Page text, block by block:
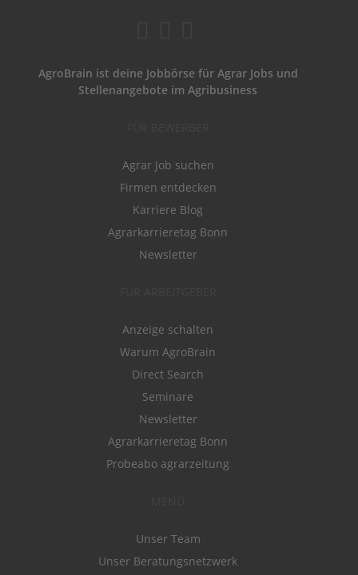
AgroBrain ist deine Jobbörse für Agrar Jobs und
Stellenangebote im Agribusiness
Agrar Job suchen
Firmen entdecken
Karriere Blog
Agrarkarrieretag Bonn
Newsletter
Anzeige schalten
Warum AgroBrain
Direct Search
Seminare
Newsletter
Agrarkarrieretag Bonn
Probeabo agrarzeitung
Unser Team
Unser Beratungsnetzwerk